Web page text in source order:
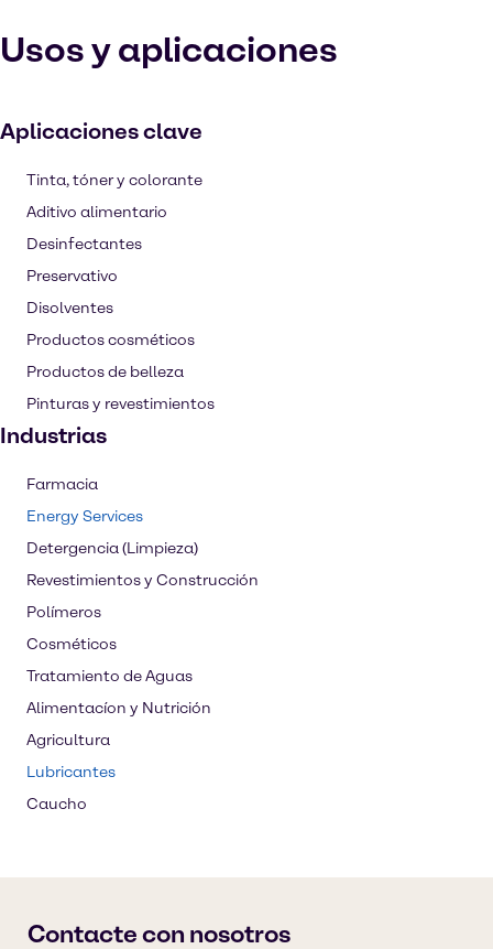
Usos y aplicaciones
Aplicaciones clave
Tinta, tóner y colorante
Aditivo alimentario
Desinfectantes
Preservativo
Disolventes
Productos cosméticos
Productos de belleza
Pinturas y revestimientos
Industrias
Farmacia
Energy Services
Detergencia (Limpieza)
Revestimientos y Construcción
Polímeros
Cosméticos
Tratamiento de Aguas
Alimentacíon y Nutrición
Agricultura
Lubricantes
Caucho